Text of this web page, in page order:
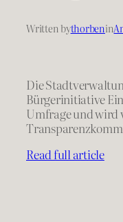
Written bythorbenin
Die
Bürgerinitiative
Umfrage und wird
Read full article